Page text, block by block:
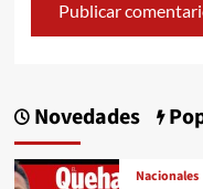
Novedades
Nacionales